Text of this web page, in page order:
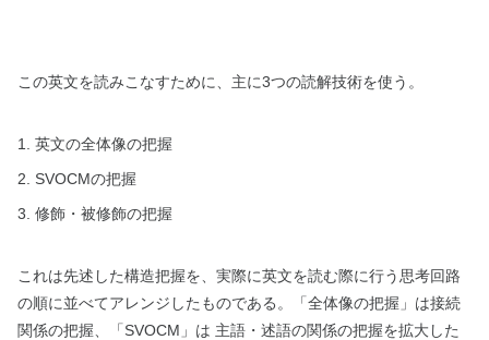
この英文を読みこなすために、主に3つの読解技術を使う。
英文の全体像の把握
SVOCMの把握
修飾・被修飾の把握
これは先述した構造把握を、実際に英文を読む際に行う思考回路
の順に並べてアレンジしたものである。「全体像の把握」は接続
関係の把握、「SVOCM」は 主語・述語の関係の把握を拡大した